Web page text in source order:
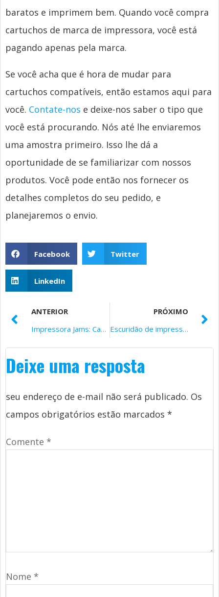
baratos e imprimem bem. Quando você compra
cartuchos de marca de impressora, você está
pagando apenas pela marca.
Se você acha que é hora de mudar para
cartuchos compatíveis, então estamos aqui para
você. Contate-nos e deixe-nos saber o tipo que
você está procurando. Nós até lhe enviaremos
uma amostra primeiro. Isso lhe dá a
oportunidade de se familiarizar com nossos
produtos. Você pode então nos fornecer os
detalhes completos do seu pedido, e
planejaremos o envio.
Facebook Twitter
LinkedIn
ANTERIOR
Impressora Jams: Causas, Soluções, e prevenção
PRÓXIMO
Escuridão de impressão ruim em impressoras a laser: Causas e maneiras de consertar
Deixe uma resposta
seu endereço de e-mail não será publicado. Os
campos obrigatórios estão marcados *
Comente *
Nome *